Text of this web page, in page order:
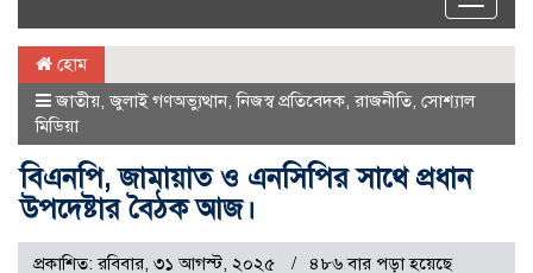
হোম
জাতীয়,জুলাই গণঅভ্যুত্থান,নিজস্ব প্রতিবেদক, রাজনীতি, সোশ্যাল
মিডিয়া
বিএনপি, জামায়াত ও এনসিপির সাথে প্রধান
উপদেষ্টার বৈঠক আজ।
প্রকাশিত: রবিবার, ৩১ আগস্ট, ২০২৫ ৪৮৬ বার পড়া হয়েছে